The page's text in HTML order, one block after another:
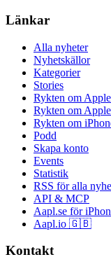
Länkar
Alla nyheter
Nyhetskällor
Kategorier
Stories
Rykten om
Rykten om
Rykten om
Podd
Skapa konto
Events
Statistik
RSS för alla
API & MCP
Aapl.se för
Aapl.io 🇬🇧
Kontakt